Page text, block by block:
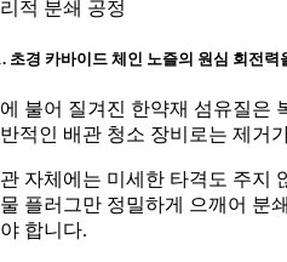
적 분쇄 공정
초경 카바이드 체인 노즐의 원심 회전력
불어 질겨진 한약재 섬유질은
적인 배관 청소 장비로는 제거
자체에는 미세한 타격도 주지
플러그만 정밀하게 으깨어 분
합니다.